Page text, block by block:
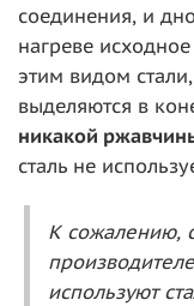
соединения, и
нагреве
этим видом
выделяются в
никакой
сталь не
К сожалению,
используют